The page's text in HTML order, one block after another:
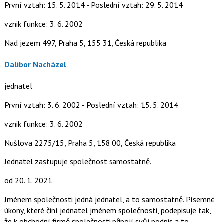
První vztah: 15. 5. 2014 - Poslední vztah: 29. 5. 2014
vznik funkce: 3. 6. 2002
Nad jezem 497, Praha 5, 155 31, Česká republika
Dalibor Nacházel
jednatel
První vztah: 3. 6. 2002 - Poslední vztah: 15. 5. 2014
vznik funkce: 3. 6. 2002
Nušlova 2275/15, Praha 5, 158 00, Česká republika
Jednatel zastupuje společnost samostatně.
od 20. 1. 2021
Jménem společnosti jedná jednatel, a to samostatně. Písemné
úkony, které činí jednatel jménem společnosti, podepisuje tak,